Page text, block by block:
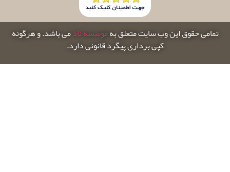
تمامی حقوق این وب سایت متعلق بهموسسه نادمی باشد. و هرگونه
کپی برداری پیگرد قانونی دارد.